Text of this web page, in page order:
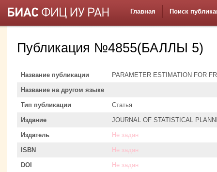
Главная Поиск
Публикация №4855(БАЛЛЫ 5)
Название публикации PARAMETER ESTIMATION FOR
Название на другом языке
Тип публикации Статья
Издание JOURNAL OF STATISTICAL
Издатель Не задан
ISBN Не задан
DOI Не задан